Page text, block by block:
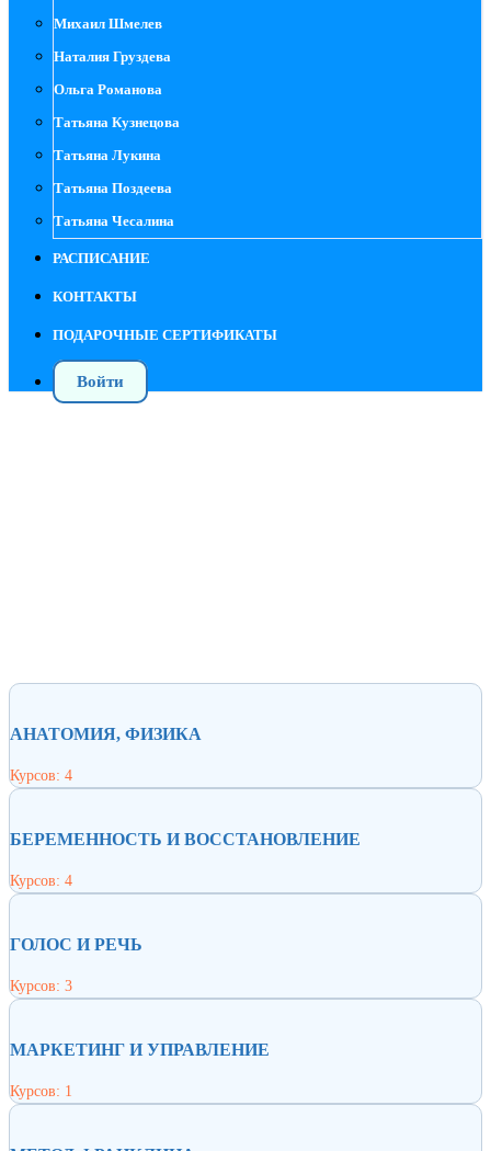
Михаил Шмелев
Наталия Груздева
Ольга Романова
Татьяна Кузнецова
Татьяна Лукина
Татьяна Поздеева
Татьяна Чесалина
РАСПИСАНИЕ
КОНТАКТЫ
ПОДАРОЧНЫЕ СЕРТИФИКАТЫ
Войти
АНАТОМИЯ, ФИЗИКА
Курсов: 4
БЕРЕМЕННОСТЬ И ВОССТАНОВЛЕНИЕ
Курсов: 4
ГОЛОС И РЕЧЬ
Курсов: 3
МАРКЕТИНГ И УПРАВЛЕНИЕ
Курсов: 1